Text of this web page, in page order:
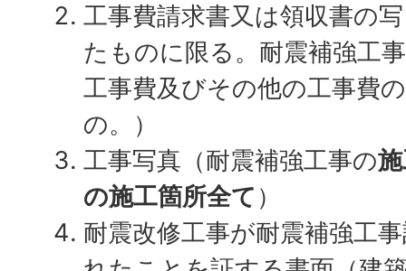
工事費請求書又は領収書の
たものに限る。耐震補強工
工事費及びその他の工事費
の。）
工事写真（耐震補強工事の
の施工箇所全て ）
耐震改修工事が耐震補強工